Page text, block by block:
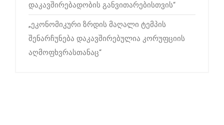
დაკავშირებადობის განვითარებისთვის“
„ეკონომიკური ზრდის მაღალი ტემპის
შენარჩუნება დაკავშირებულია კორუფციის
აღმოფხვრასთანაც“